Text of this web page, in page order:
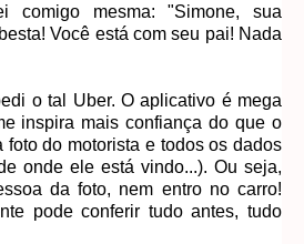
comigo mesma: "Simone, sua
Você está com seu pai! Nada
o tal Uber. O aplicativo é mega
inspira mais confiança do que o
foto do motorista e todos os dados
onde ele está vindo...). Ou seja,
da foto, nem entro no carro!
pode conferir tudo antes, tudo